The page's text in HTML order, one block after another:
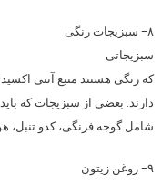
۸- سبزیجات رنگی
سبزیجاتی
که رنگی هستند منبع آنتی
دارند. بعضی از سبزیجات که
شامل گوجه فرنگی، کدو تنبل،
۹- روغن زیتون